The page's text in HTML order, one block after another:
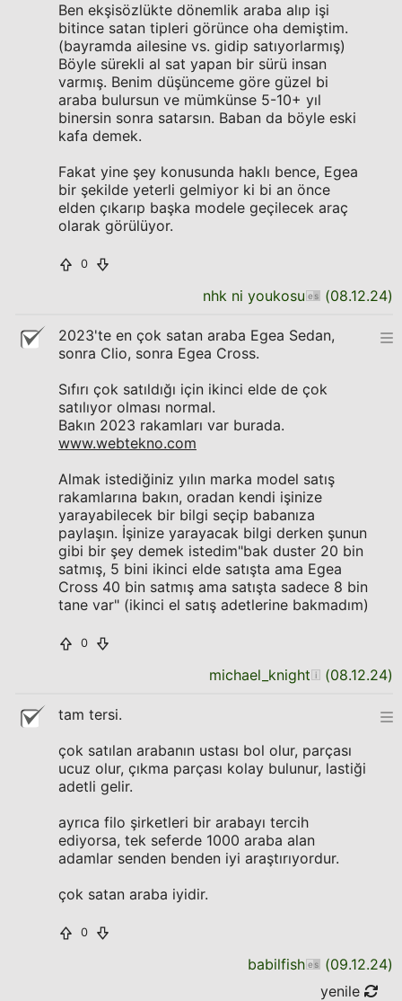
Ben ekşisözlükte dönemlik araba alıp işi
bitince satan tipleri görünce oha demiştim.
(bayramda ailesine vs. gidip satıyorlarmış)
Böyle sürekli al sat yapan bir sürü insan
varmış. Benim düşünceme göre güzel bi
araba bulursun ve mümkünse 5-10+ yıl
binersin sonra satarsın. Baban da böyle eski
kafa demek.
Fakat yine şey konusunda haklı bence, Egea
bir şekilde yeterli gelmiyor ki bi an önce
elden çıkarıp başka modele geçilecek araç
olarak görülüyor.
0
nhk ni youkosu (08.12.24)
2023'te en çok satan araba Egea Sedan,
sonra Clio, sonra Egea Cross.
Sıfırı çok satıldığı için ikinci elde de çok
satılıyor olması normal.
Bakın 2023 rakamları var burada.
www.webtekno.com
Almak istediğiniz yılın marka model satış
rakamlarına bakın, oradan kendi işinize
yarayabilecek bir bilgi seçip babanıza
paylaşın. İşinize yarayacak bilgi derken şunun
gibi bir şey demek istedim"bak duster 20 bin
satmış, 5 bini ikinci elde satışta ama Egea
Cross 40 bin satmış ama satışta sadece 8 bin
tane var" (ikinci el satış adetlerine bakmadım)
0
michael_knight (08.12.24)
tam tersi.
çok satılan arabanın ustası bol olur, parçası
ucuz olur, çıkma parçası kolay bulunur, lastiği
adetli gelir.
ayrıca filo şirketleri bir arabayı tercih
ediyorsa, tek seferde 1000 araba alan
adamlar senden benden iyi araştırıyordur.
çok satan araba iyidir.
0
babilfish (09.12.24)
yenile